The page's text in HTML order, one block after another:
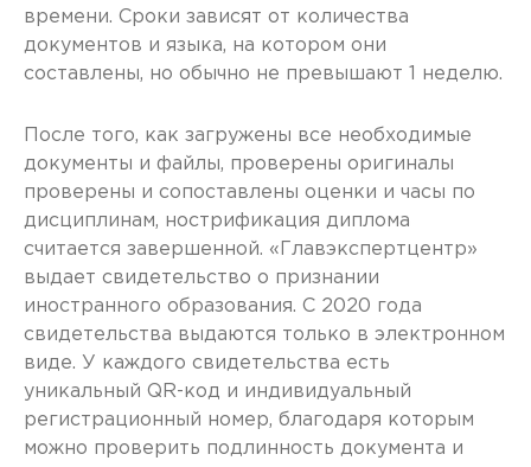
времени. Сроки зависят от количества
документов и языка, на котором они
составлены, но обычно не превышают 1 неделю.
После того, как загружены все необходимые
документы и файлы, проверены оригиналы
проверены и сопоставлены оценки и часы по
дисциплинам, нострификация диплома
считается завершенной. «Главэкспертцентр»
выдает свидетельство о признании
иностранного образования. С 2020 года
свидетельства выдаются только в электронном
виде. У каждого свидетельства есть
уникальный QR-код и индивидуальный
регистрационный номер, благодаря которым
можно проверить подлинность документа и